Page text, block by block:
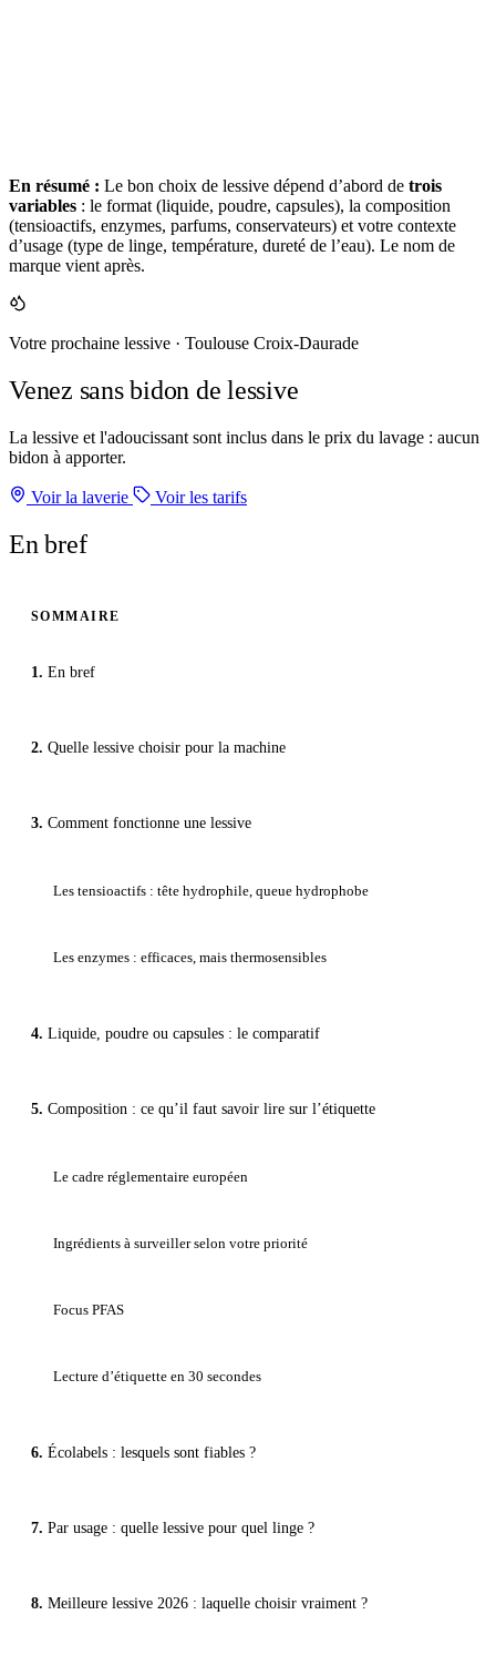
En résumé : Le bon choix de lessive dépend d’abord de trois
variables : le format (liquide, poudre, capsules), la composition
(tensioactifs, enzymes, parfums, conservateurs) et votre contexte
d’usage (type de linge, température, dureté de l’eau). Le nom de
marque vient après.
Votre prochaine lessive · Toulouse Croix-Daurade
Venez sans bidon de lessive
La lessive et l'adoucissant sont inclus dans le prix du lavage : aucun
bidon à apporter.
Voir la laverie Voir les tarifs
En bref
SOMMAIRE
En bref
Quelle lessive choisir pour la machine
Comment fonctionne une lessive
Les tensioactifs : tête hydrophile, queue hydrophobe
Les enzymes : efficaces, mais thermosensibles
Liquide, poudre ou capsules : le comparatif
Composition : ce qu’il faut savoir lire sur l’étiquette
Le cadre réglementaire européen
Ingrédients à surveiller selon votre priorité
Focus PFAS
Lecture d’étiquette en 30 secondes
Écolabels : lesquels sont fiables ?
Par usage : quelle lessive pour quel linge ?
Meilleure lessive 2026 : laquelle choisir vraiment ?